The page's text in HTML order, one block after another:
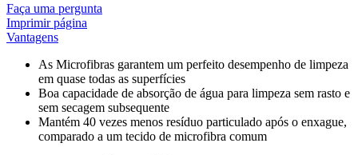
Faça uma pergunta
Imprimir página
Vantagens
As Microfibras garantem um perfeito desempenho de limpeza
em quase todas as superfícies
Boa capacidade de absorção de água para limpeza sem rasto e
sem secagem subsequente
Mantém 40 vezes menos resíduo particulado após o enxague,
comparado a um tecido de microfibra comum